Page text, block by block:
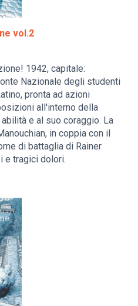
vol.2
1942, capitale:
Nazionale degli studenti
pronta ad azioni
all'interno della
e al suo coraggio. La
in coppia con il
di battaglia di Rainer
e tragici dolori.